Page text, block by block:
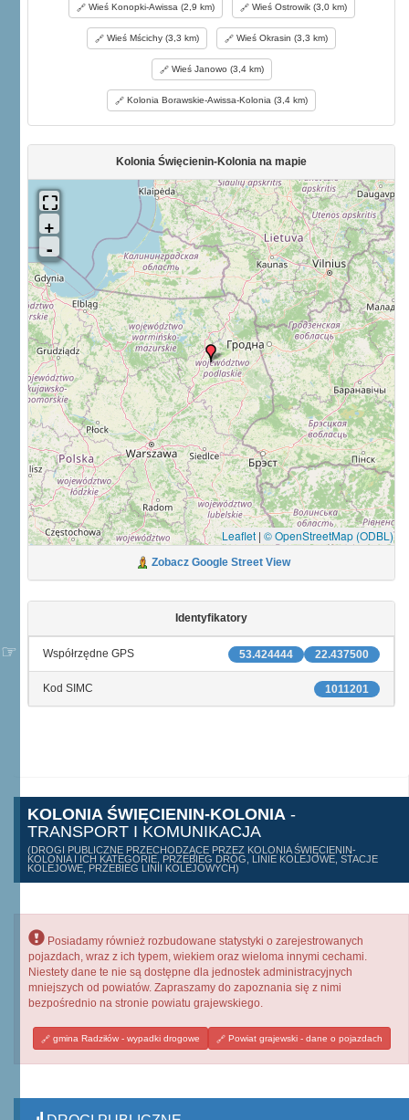
Wieś Konopki-Awissa (2,9 km) Wieś Ostrowik (3,0 km)
Wieś Mścichy (3,3 km) Wieś Okrasin (3,3 km)
Wieś Janowo (3,4 km)
Kolonia Borawskie-Awissa-Kolonia (3,4 km)
Kolonia Święcienin-Kolonia na mapie
Leaflet | © OpenStreetMap (ODBL)
Zobacz Google Street View
Identyfikatory
22.437500
53.424444
Współrzędne GPS
1011201
Kod SIMC
KOLONIA ŚWIĘCIENIN-KOLONIA -
TRANSPORT I KOMUNIKACJA
(DROGI PUBLICZNE PRZECHODZĄCE PRZEZ KOLONIA ŚWIĘCIENIN-
KOLONIA I ICH KATEGORIE, PRZEBIEG DRÓG, LINIE KOLEJOWE, STACJE
KOLEJOWE, PRZEBIEG LINII KOLEJOWYCH)
Posiadamy również rozbudowane statystyki o zarejestrowanych
pojazdach, wraz z ich typem, wiekiem oraz wieloma innymi cechami.
Niestety dane te nie są dostępne dla jednostek administracyjnych
mniejszych od powiatów. Zapraszamy do zapoznania się z nimi
bezpośrednio na stronie powiatu grajewskiego.
gmina Radziłów - wypadki drogowe Powiat grajewski - dane o pojazdach